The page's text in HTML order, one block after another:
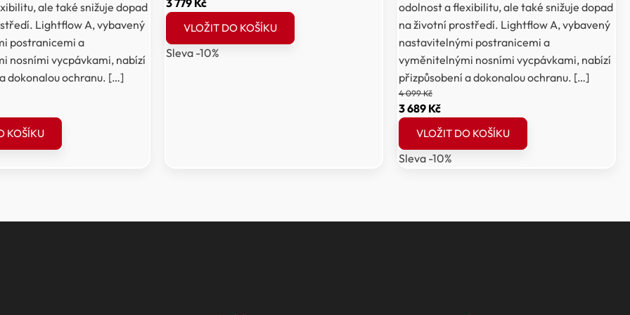
ale také snižuje dopad
Lightflow A, vybavený
postranicemi a
nosními vycpávkami, nabízí
dokonalou ochranu. […]
KOŠÍKU
cena
byla:
4
3 779 Kč
cena
3
VLOŽIT DO KOŠÍKU
Sleva -10%
odolnost a flexibilitu, ale také snižuje dopad
na životní prostředí. Lightflow A, vybavený
nastavitelnými postranicemi a
vyměnitelnými nosními vycpávkami, nabízí
přizpůsobení a dokonalou ochranu. […]
4 099Kč
Původní
cena
byla:
4
3 689 KčAktuální
cena
3
VLOŽIT DO KOŠÍKU
Sleva -10%